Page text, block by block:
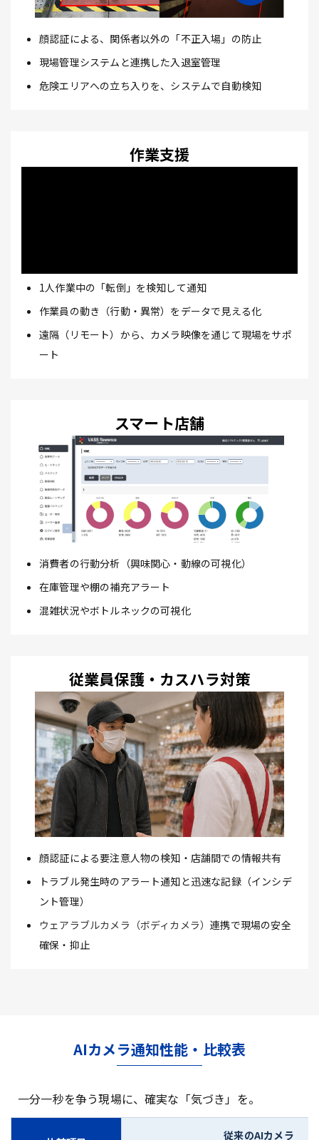
顔認証による、関係者以外の「不正入場」の防止
現場管理システムと連携した入退室管理
危険エリアへの立ち入りを、システムで自動検知
作業支援
1人作業中の「転倒」を検知して通知
作業員の動き（行動・異常）をデータで見える化
遠隔（リモート）から、カメラ映像を通じて現場をサポ
ート
スマート店舗
消費者の行動分析（興味関心・動線の可視化）
在庫管理や棚の補充アラート
混雑状況やボトルネックの可視化
従業員保護・カスハラ対策
顔認証による要注意人物の検知・店舗間での情報共有
トラブル発生時のアラート通知と迅速な記録（インシデ
ント管理）
ウェアラブルカメラ（ボディカメラ）連携で現場の安全
確保・抑止
AIカメラ通知性能・比較表
一分一秒を争う現場に、確実な「気づき」を。
従来のAIカメラ